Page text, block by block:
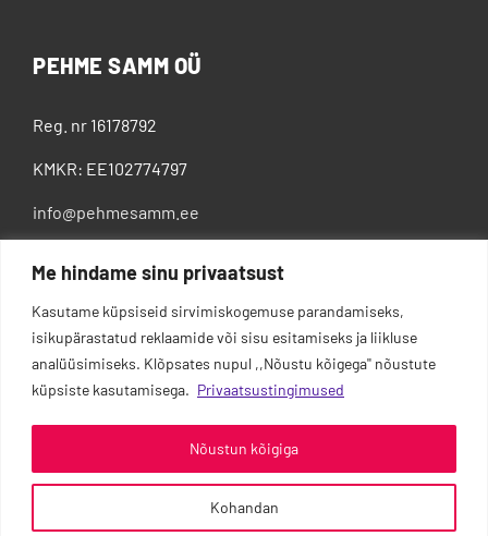
Me hindame sinu privaatsust
Kasutame küpsiseid sirvimiskogemuse parandamiseks,
isikupärastatud reklaamide või sisu esitamiseks ja liikluse
analüüsimiseks. Klõpsates nupul ,,Nõustu kõigega'' nõustute
küpsiste kasutamisega. Privaatsustingimused
Kohandan
Nõustun kõigiga
PEHME SAMM OÜ
Reg. nr 16178792
KMKR: EE102774797
info@pehmesamm.ee